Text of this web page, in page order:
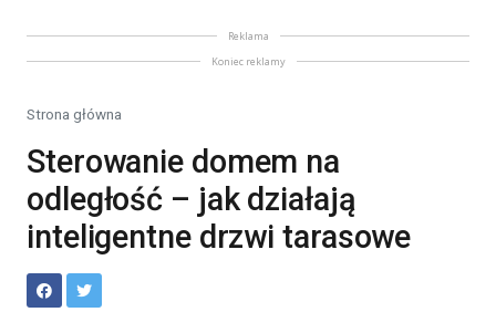
Reklama
Koniec reklamy
Strona główna
Sterowanie domem na
odległość – jak działają
inteligentne drzwi tarasowe